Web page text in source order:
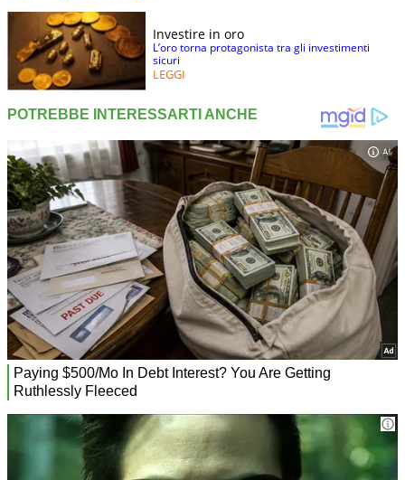
Investire in oro
L’oro torna protagonista tra gli investimenti
sicuri
LEGGI